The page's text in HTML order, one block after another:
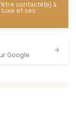
contacté(e) à
et ses
Google